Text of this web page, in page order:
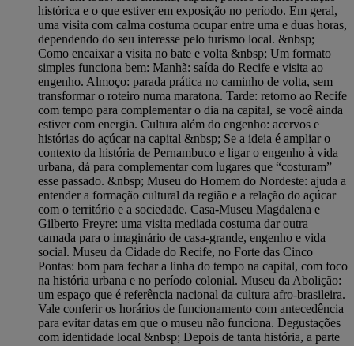
histórica e o que estiver em exposição no período. Em geral,
uma visita com calma costuma ocupar entre uma e duas horas,
dependendo do seu interesse pelo turismo local. &nbsp;
Como encaixar a visita no bate e volta &nbsp; Um formato
simples funciona bem: Manhã: saída do Recife e visita ao
engenho. Almoço: parada prática no caminho de volta, sem
transformar o roteiro numa maratona. Tarde: retorno ao Recife
com tempo para complementar o dia na capital, se você ainda
estiver com energia. Cultura além do engenho: acervos e
histórias do açúcar na capital &nbsp; Se a ideia é ampliar o
contexto da história de Pernambuco e ligar o engenho à vida
urbana, dá para complementar com lugares que “costuram”
esse passado. &nbsp; Museu do Homem do Nordeste: ajuda a
entender a formação cultural da região e a relação do açúcar
com o território e a sociedade. Casa-Museu Magdalena e
Gilberto Freyre: uma visita mediada costuma dar outra
camada para o imaginário de casa-grande, engenho e vida
social. Museu da Cidade do Recife, no Forte das Cinco
Pontas: bom para fechar a linha do tempo na capital, com foco
na história urbana e no período colonial. Museu da Abolição:
um espaço que é referência nacional da cultura afro-brasileira.
Vale conferir os horários de funcionamento com antecedência
para evitar datas em que o museu não funciona. Degustações
com identidade local &nbsp; Depois de tanta história, a parte